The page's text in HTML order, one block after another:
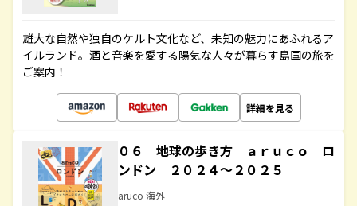
雄大な自然や独自のケルト文化など、未知の魅力にあふれるア
イルランド。酒と音楽を愛する陽気な人々が暮らす島国の旅を
ご案内！
詳細を見る
０６ 地球の歩き方 ａｒｕｃｏ ロ
ンドン ２０２４～２０２５
aruco 海外